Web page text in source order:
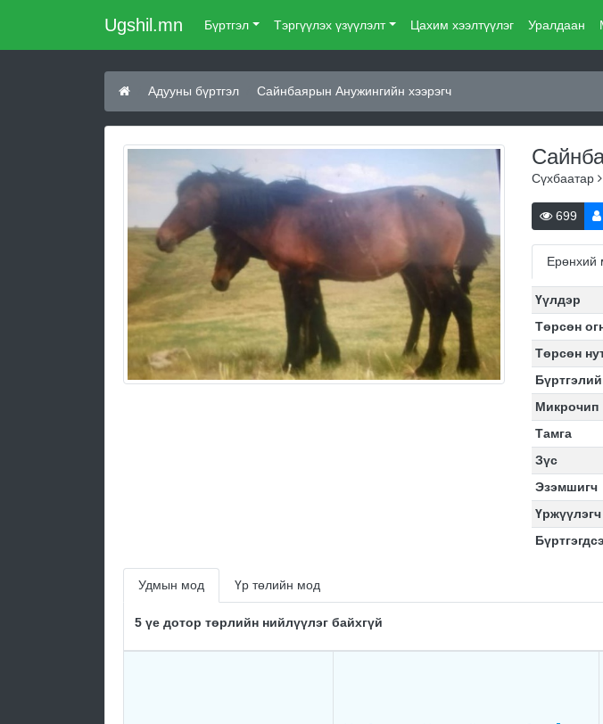
Ugshil.mn Бүртгэл Тэргүүлэх үзүүлэлт Цахим хээлтүүлэг Уралдаан
Адууны бүртгэл Сайнбаярын Анужингийн хээрэгч
Сүхбаатар
699
Ерөнхий
Үүлдэр
Төрсөн
Төрсөн
Микрочип
Тамга
Зүс
Эзэмшигч
Үржүүлэгч
Удмын мод Үр төлийн мод
5 үе дотор төрлийн нийлүүлэг байхгүй